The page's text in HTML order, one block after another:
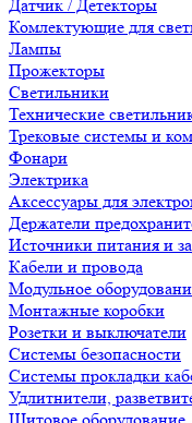
Датчик / Детекторы
Комлектующие для
Лампы
Прожекторы
Светильники
Технические
Трековые системы и
Фонари
Электрика
Аксессуары для
Держатели
Источники питания и
Кабели и провода
Модульное
Монтажные коробки
Розетки и выключатели
Системы безопасности
Системы прокладки
Удлитнители,